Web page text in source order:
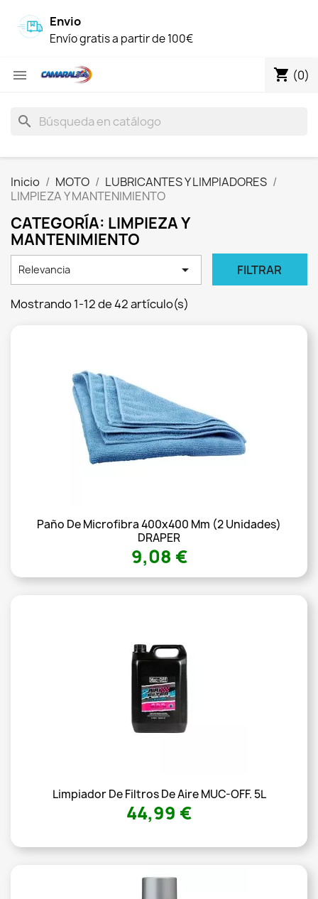
Envio
Envío gratis a partir de 100€
 shopping_cart (0)
search
Inicio MOTO
LUBRICANTES Y LIMPIADORES
LIMPIEZA Y MANTENIMIENTO
CATEGORÍA: LIMPIEZA Y
MANTENIMIENTO
Relevancia  FILTRAR
Mostrando 1-12 de 42 artículo(s)
Paño De Microfibra 400x400 Mm (2 Unidades)
DRAPER
9,08 €
Limpiador De Filtros De Aire MUC-OFF. 5L
44,99 €